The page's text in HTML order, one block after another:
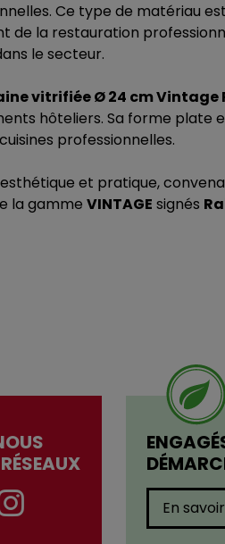
Ce type de matériau
la restauration
le secteur.
vitrifiée Ø 24 cm Vintage
hôteliers. Sa forme
professionnelles.
et pratique,
la gamme VINTAGE signés
En